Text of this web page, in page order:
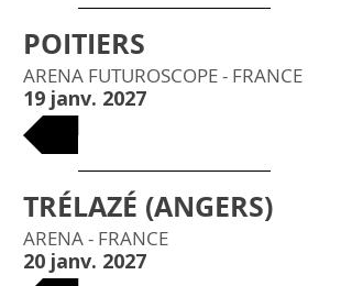
POITIERS
ARENA FUTUROSCOPE - FRANCE
19 janv. 2027
TRÉLAZÉ (ANGERS)
ARENA - FRANCE
20 janv. 2027